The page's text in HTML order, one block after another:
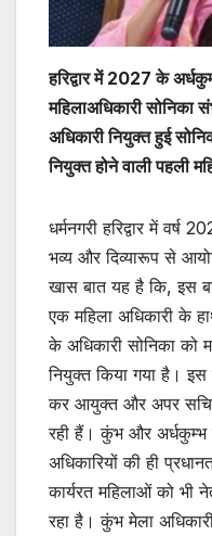
हरिद्वार में 2027 के
महिलाअधिकारी
अधिकारी नियुक्त हुई
नियुक्त होने वाली पहली
धर्मनगरी हरिद्वार में वर्ष
भव्य और दिव्यारूप से
खास बात यह है कि, इस
एक महिला अधिकारी के
के अधिकारी सोनिका को
नियुक्त किया गया है। इस
कर आयुक्त और अपर सचिव
रही हैं। कुंभ और
अधिकारियों की ही
कार्यरत महिलाओं को भी
रहा है। कुंभ मेला